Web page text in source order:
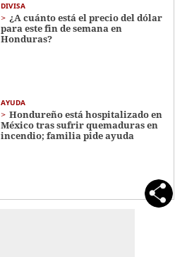
DIVISA
¿A cuánto está el precio del dólar
para este fin de semana en
Honduras?
AYUDA
Hondureño está hospitalizado en
México tras sufrir quemaduras en
incendio; familia pide ayuda